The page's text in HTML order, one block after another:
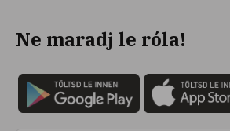
# izomerősítés
# utazás
# nyaralás
Ne maradj le róla!